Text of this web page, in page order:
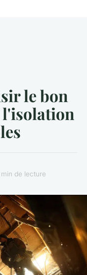
le bon
l'isolation
min de lecture